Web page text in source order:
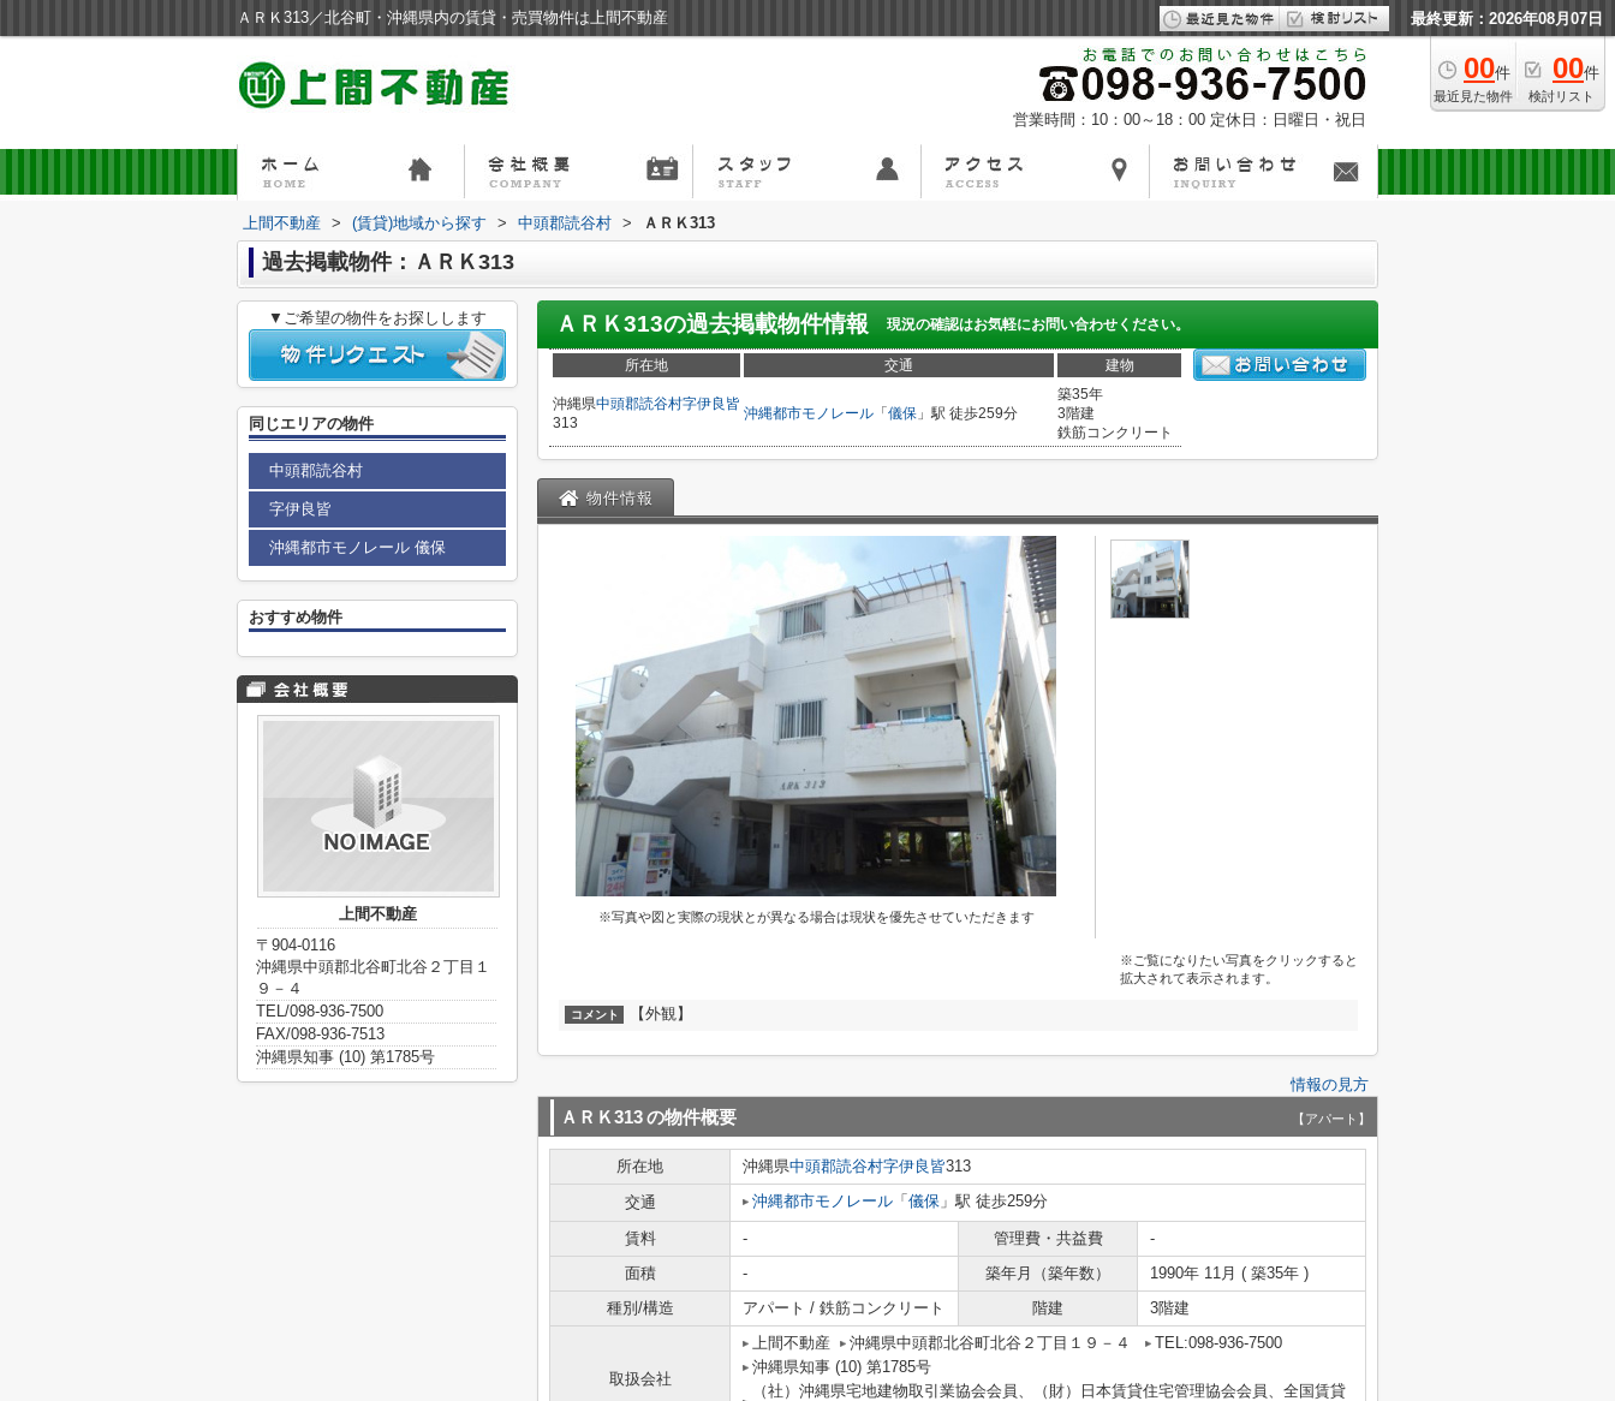
ＡＲＫ313／北谷町・沖縄県内の賃貸・売買物件は上間不動産 最終更新：2026年08月07日
00件
最近見た物件
00件
検討リスト
営業時間：10：00～18：00 定休日：日曜日・祝日
上間不動産 > (賃貸)地域から探す > 中頭郡読谷村 > ＡＲＫ313
過去掲載物件：ＡＲＫ313
ＡＲＫ313の過去掲載物件情報 現況の確認はお気軽にお問い合わせください。
所在地 交通 建物
沖縄県中頭郡読谷村字伊良皆
313
沖縄都市モノレール 「 儀保 」駅 徒歩259分
築35年
3階建
鉄筋コンクリート
物件情報
※写真や図と実際の現状とが異なる場合は現状を優先させていただきます
※ご覧になりたい写真をクリックすると
拡大されて表示されます。
コメント 【外観】
情報の見方
ＡＲＫ313の物件概要 【アパート】
所在地 沖縄県中頭郡読谷村字伊良皆313
交通
沖縄都市モノレール 「 儀保 」駅 徒歩259分
賃料 - 管理費・共益費
-
面積
- 築年月（築年数）
1990年 11月 ( 築35年 )
種別/構造
アパート / 鉄筋コンクリート 階建 3階建
取扱会社
上間不動産 沖縄県中頭郡北谷町北谷２丁目１９－４
TEL:098-936-7500
沖縄県知事 (10) 第1785号
（社）沖縄県宅地建物取引業協会会員、（財）日本賃貸住宅管理協会会員、全国賃貸
▼ご希望の物件をお探しします
同じエリアの物件
中頭郡読谷村
字伊良皆
沖縄都市モノレール 儀保
おすすめ物件
上間不動産
〒904-0116
沖縄県中頭郡北谷町北谷２丁目１
９－４
TEL/098-936-7500
FAX/098-936-7513
沖縄県知事 (10) 第1785号